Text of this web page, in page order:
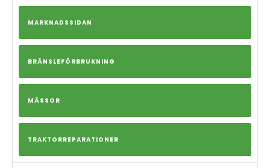
MARKNADSSIDAN
BRÄNSLEFÖRBRUKNING
MÄSSOR
TRAKTORREPARATIONER